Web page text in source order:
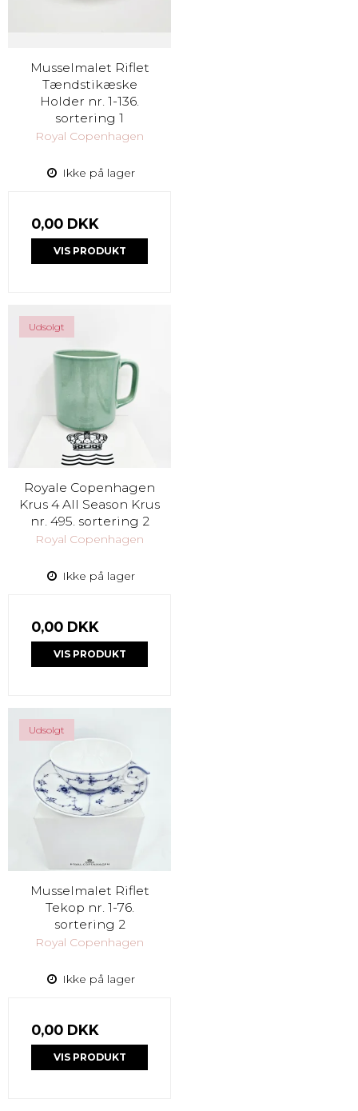
Musselmalet Riflet
Tændstikæske
Holder nr. 1-136.
sortering 1
Royal Copenhagen
Ikke på lager
0,00 DKK
VIS PRODUKT
Udsolgt
Royale Copenhagen
Krus 4 All Season Krus
nr. 495. sortering 2
Royal Copenhagen
Ikke på lager
0,00 DKK
VIS PRODUKT
Udsolgt
Musselmalet Riflet
Tekop nr. 1-76.
sortering 2
Royal Copenhagen
Ikke på lager
0,00 DKK
VIS PRODUKT